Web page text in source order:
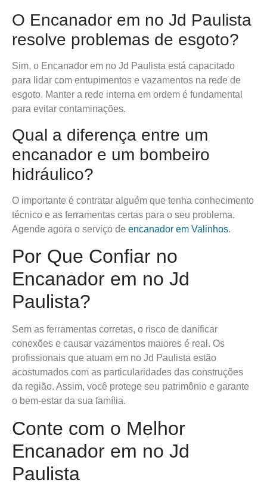
O Encanador em no Jd Paulista
resolve problemas de esgoto?
Sim, o Encanador em no Jd Paulista está capacitado
para lidar com entupimentos e vazamentos na rede de
esgoto. Manter a rede interna em ordem é fundamental
para evitar contaminações.
Qual a diferença entre um
encanador e um bombeiro
hidráulico?
O importante é contratar alguém que tenha conhecimento
técnico e as ferramentas certas para o seu problema.
Agende agora o serviço de encanador em Valinhos.
Por Que Confiar no
Encanador em no Jd
Paulista?
Sem as ferramentas corretas, o risco de danificar
conexões e causar vazamentos maiores é real. Os
profissionais que atuam em no Jd Paulista estão
acostumados com as particularidades das construções
da região. Assim, você protege seu patrimônio e garante
o bem-estar da sua família.
Conte com o Melhor
Encanador em no Jd
Paulista